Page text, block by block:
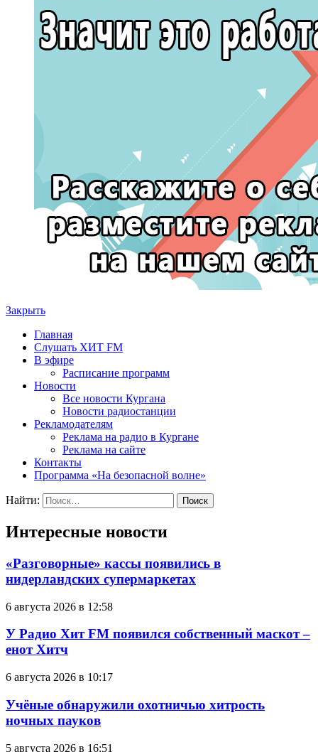
Закрыть
Главная
Слушать ХИТ FM
В эфире
Расписание программ
Новости
Все новости Кургана
Новости радиостанции
Рекламодателям
Реклама на радио в Кургане
Реклама на сайте
Контакты
Программа «На безопасной волне»
Найти:
Интересные новости
«Разговорные» кассы появились в
нидерландских супермаркетах
6 августа 2026 в 12:58
У Радио Хит FM появился собственный маскот –
енот Хитч
6 августа 2026 в 10:17
Учёные обнаружили охотничью хитрость
ночных пауков
5 августа 2026 в 16:51